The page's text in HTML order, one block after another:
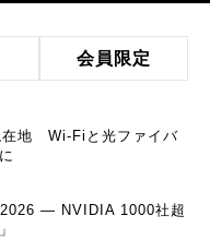
会員限定
在地 Wi-Fiと光ファイバ
― NVIDIA 1000社超